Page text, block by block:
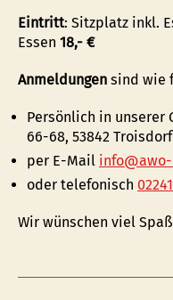
Eintritt: Sitzplatz inkl.
Essen 18,- €
Anmeldungen sind wie
Persönlich in unserer
66-68, 53842
per E-Mail
oder telefonisch
Wir wünschen viel